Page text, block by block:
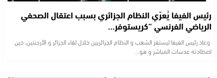
رئيس الفيفا يُعرّي النظام الجزائري بسبب اعتقال الصحفي
الرياضي الفرنسي “كريستوفر…
وعاد رئيس الفيفا ليستفز الشعب و النظام الجزائريين خلال لقاء الجزائر و الأرجنتين، حين
اصطادته عدسات المباشر و هو…